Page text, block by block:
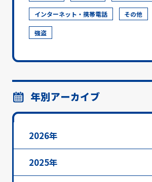
インターネット・携帯電話 その他
強盗
年別アーカイブ
2026年
2025年